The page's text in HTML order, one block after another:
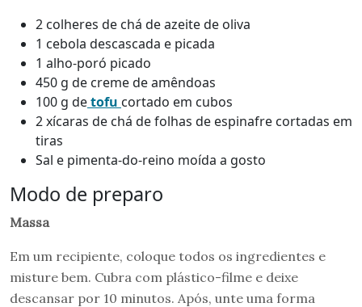
2 colheres de chá de azeite de oliva
1 cebola descascada e picada
1 alho-poró picado
450 g de creme de amêndoas
100 g detofu cortado em cubos
2 xícaras de chá de folhas de espinafre cortadas em
tiras
Sal e pimenta-do-reino moída a gosto
Modo de preparo
Massa
Em um recipiente, coloque todos os ingredientes e
misture bem. Cubra com plástico-filme e deixe
descansar por 10 minutos. Após, unte uma forma